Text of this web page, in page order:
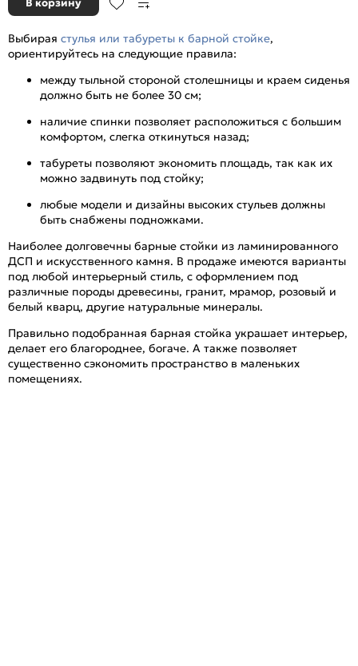
Выбирая стулья или табуреты к барной стойке,
ориентируйтесь на следующие правила:
между тыльной стороной столешницы и краем сиденья
должно быть не более 30 см;
наличие спинки позволяет расположиться с большим
комфортом, слегка откинуться назад;
табуреты позволяют экономить площадь, так как их
можно задвинуть под стойку;
любые модели и дизайны высоких стульев должны
быть снабжены подножками.
Наиболее долговечны барные стойки из ламинированного
ДСП и искусственного камня. В продаже имеются варианты
под любой интерьерный стиль, с оформлением под
различные породы древесины, гранит, мрамор, розовый и
белый кварц, другие натуральные минералы.
Правильно подобранная барная стойка украшает интерьер,
делает его благороднее, богаче. А также позволяет
существенно сэкономить пространство в маленьких
помещениях.